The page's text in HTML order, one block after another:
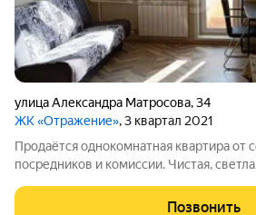
улица Александра Матросова,34
ЖК «Отражение», 3 квартал 2021
Продаётся однокомнатная квартира от
посредников и комиссии. Чистая,
построен по югославской технологии,
Позвонить